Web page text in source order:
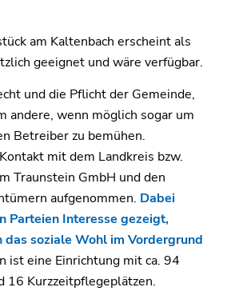
am Kaltenbach erscheint als
geeignet und wäre verfügbar.
und die Pflicht der Gemeinde,
andere, wenn möglich sogar um
Betreiber zu bemühen.
mit dem Landkreis bzw.
Traunstein GmbH und den
aufgenommen. Dabei
Parteien Interesse gezeigt,
soziale Wohl im Vordergrund
ist eine Einrichtung mit ca. 94
16 Kurzzeitpflegeplätzen.